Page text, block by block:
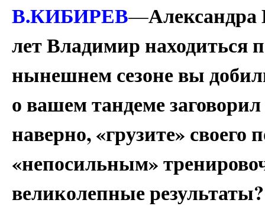
В.КИБИРЕВ—Александра
лет Владимир находиться
нынешнем сезоне вы
о вашем тандеме
наверно, «грузите» своего
«непосильным»
великолепные результаты?